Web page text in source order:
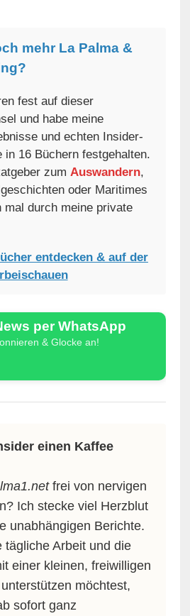
mehr La Palma &
fest auf dieser
und habe meine
und echten Insider-
in 16 Büchern festgehalten.
zum Auswandern,
oder Maritimes
mal durch meine private
entdecken & auf der
per WhatsApp
& Glocke an!
einen Kaffee
frei von nervigen
Ich stecke viel Herzblut
unabhängigen Berichte.
tägliche Arbeit und die
einer kleinen, freiwilligen
möchtest,
sofort ganz